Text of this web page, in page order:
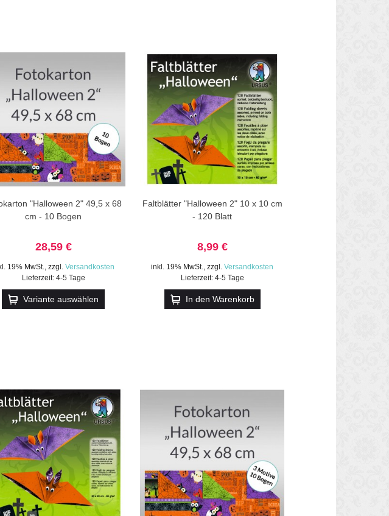
"Halloween 2" 49,5 x 68
cm - 10 Bogen
28,59 €
19% MwSt.,zzgl.Versandkosten
Lieferzeit: 4-5 Tage
Variante auswählen
Faltblätter "Halloween 2" 10 x 10 cm
- 120 Blatt
8,99 €
inkl. 19% MwSt.,zzgl.Versandkosten
Lieferzeit: 4-5 Tage
In den Warenkorb